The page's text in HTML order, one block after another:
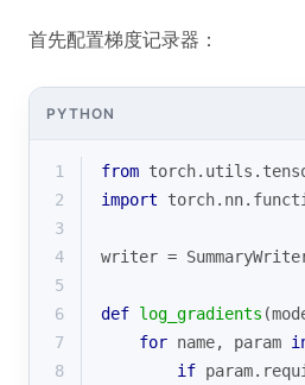
首先配置梯度记录器：
PYTHON
1 from
2
import
3
4
writer =
5
6
def log_gradients (
7
for name, param
8
if